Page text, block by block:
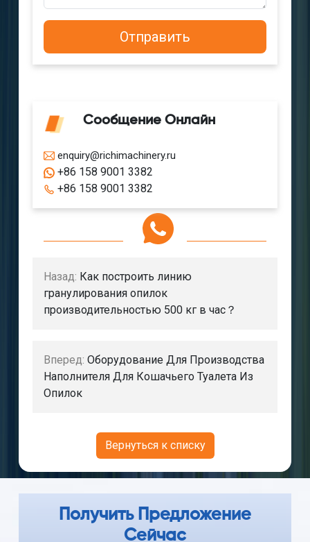
Сообщение Онлайн
enquiry@richimachinery.ru
+86 158 9001 3382
+86 158 9001 3382
Назад: Как построить линию
гранулирования опилок
производительностью 500 кг в час？
Вперед: Оборудование Для Производства
Наполнителя Для Кошачьего Туалета Из
Опилок
Вернуться к списку
Получить Предложение
Сейчас